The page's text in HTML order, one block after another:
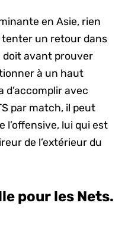
en Asie, rien
tenter un retour dans
doit avant prouver
à un haut
d’accomplir avec
par match, il peut
lui qui est
de l’extérieur du
pour les Nets.